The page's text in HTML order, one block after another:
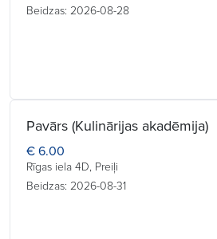
Beidzas: 2026-08-28
Pavārs (Kulinārijas akadēmija)
€ 6.00
Rīgas iela 4D, Preiļi
Beidzas: 2026-08-31